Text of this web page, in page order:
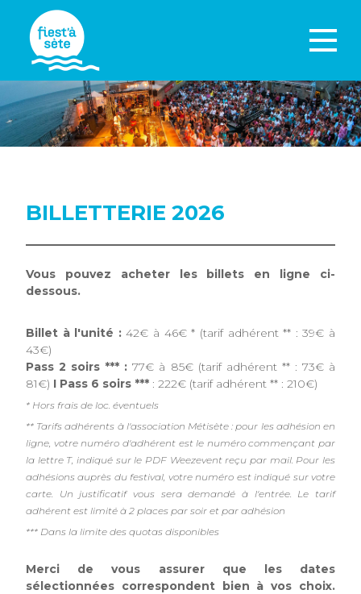
BILLETTERIE 2026
Vous pouvez acheter les billets en ligne ci-
dessous.
Billet à l'unité :42€ à 46€ * (tarif adhérent ** : 39€ à
43€)
Pass 2 soirs *** : 77€ à 85€ (tarif adhérent ** : 73€ à
81€) I Pass 6 soirs *** : 222€ (tarif adhérent ** : 210€)
* Hors frais de loc. éventuels
** Tarifs adhérents à l'association Métisète : pour les adhésion en
ligne, votre numéro d'adhérent est le numéro commençant par
la lettre T, indiqué sur le PDF Weezevent reçu par mail. Pour les
adhésions auprès du festival, votre numéro est indiqué sur votre
carte. Un justificatif vous sera demandé à l'entrée. Le tarif
adhérent est limité à 2 places par soir et par adhésion
*** Dans la limite des quotas disponibles
Merci de vous assurer que les dates
sélectionnées correspondent bien à vos choix.